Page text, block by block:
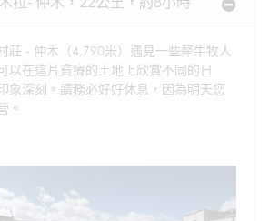
莊 - 仲木（4,790米）遇見一些犛牛牧人
以在這片貧瘠的土地上欣賞不同的日
象深刻。請務必好好休息，因為明天您
。